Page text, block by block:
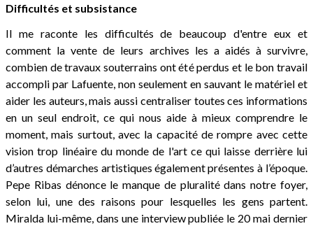
Difficultés et subsistance
Il me raconte les difficultés de beaucoup d'entre eux et
comment la vente de leurs archives les a aidés à survivre,
combien de travaux souterrains ont été perdus et le bon travail
accompli par Lafuente, non seulement en sauvant le matériel et
aider les auteurs, mais aussi centraliser toutes ces informations
en un seul endroit, ce qui nous aide à mieux comprendre le
moment, mais surtout, avec la capacité de rompre avec cette
vision trop linéaire du monde de l'art ce qui laisse derrière lui
d’autres démarches artistiques également présentes à l’époque.
Pepe Ribas dénonce le manque de pluralité dans notre foyer,
selon lui, une des raisons pour lesquelles les gens partent.
Miralda lui-même, dans une interview publiée le 20 mai dernier